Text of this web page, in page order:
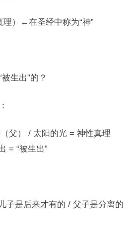
理）←在圣经中称为“神”
生出”的？
父） / 太阳的光 = 神性真理
= “被生出”
子是后来才有的 / 父子是分离的